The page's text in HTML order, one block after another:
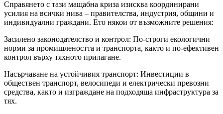
Справянето с тази мащабна криза изисква координирани
усилия на всички нива – правителства, индустрия, общини и
индивидуални граждани. Ето някои от възможните решения:
Засилено законодателство и контрол: По-строги екологични
норми за промишлеността и транспорта, както и по-ефективен
контрол върху тяхното прилагане.
Насърчаване на устойчивия транспорт: Инвестиции в
обществен транспорт, велосипеди и електрически превозни
средства, както и изграждане на подходяща инфраструктура за
тях.